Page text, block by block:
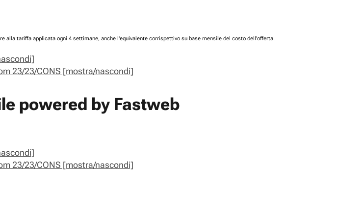
tariffa applicata ogni 4 settimane, anche l'equivalente corrispettivo su base mensile del costo dell'offerta.
23/23/CONS [mostra/nascondi]
powered by Fastweb
23/23/CONS [mostra/nascondi]